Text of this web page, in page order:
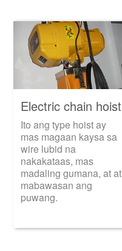
Electric chain hoist
Ito ang type hoist ay
mas magaan kaysa sa
wire lubid na
nakakataas, mas
madaling gumana, at at
mabawasan ang
puwang.